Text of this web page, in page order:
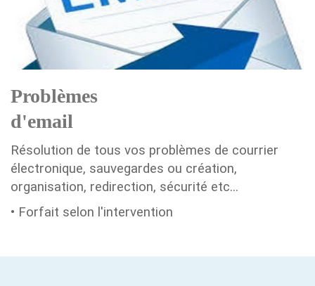
Problèmes
d'email
Résolution de tous vos problèmes de courrier
électronique, sauvegardes ou création,
organisation, redirection, sécurité etc...
• Forfait selon l'intervention